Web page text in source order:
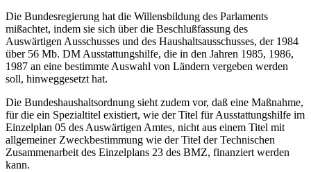
Die Bundesregierung hat die Willensbildung des Parlaments
mißachtet, indem sie sich über die Beschlußfassung des
Auswärtigen Ausschusses und des Haushaltsausschusses, der 1984
über 56 Mb. DM Ausstattungshilfe, die in den Jahren 1985, 1986,
1987 an eine bestimmte Auswahl von Ländern vergeben werden
soll, hinweggesetzt hat.
Die Bundeshaushaltsordnung sieht zudem vor, daß eine Maßnahme,
für die ein Spezialtitel existiert, wie der Titel für Ausstattungshilfe im
Einzelplan 05 des Auswärtigen Amtes, nicht aus einem Titel mit
allgemeiner Zweckbestimmung wie der Titel der Technischen
Zusammenarbeit des Einzelplans 23 des BMZ, finanziert werden
kann.